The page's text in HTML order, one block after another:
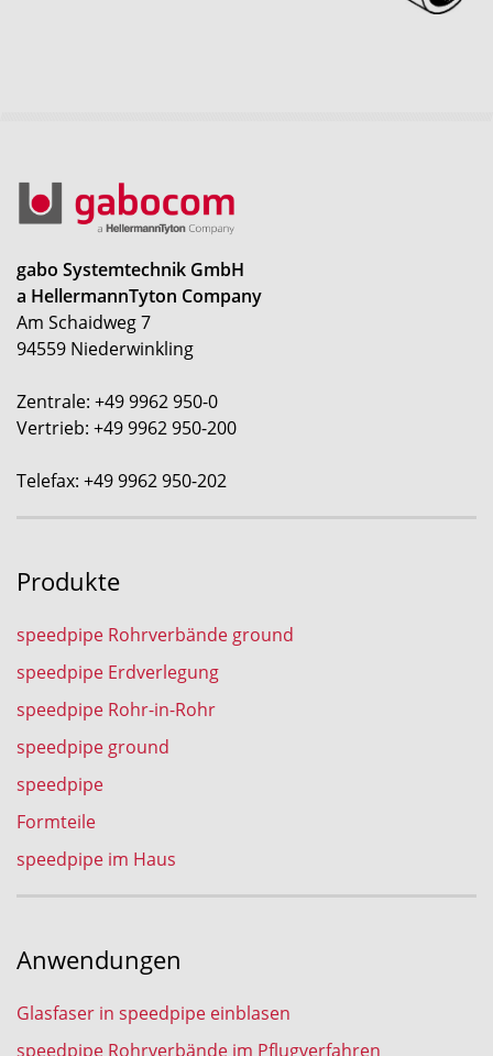
gabo Systemtechnik GmbH
a HellermannTyton Company
Am Schaidweg 7
94559 Niederwinkling
Zentrale: +49 9962 950-0
Vertrieb: +49 9962 950-200
Telefax: +49 9962 950-202
Produkte
speedpipe Rohrverbände ground
speedpipe Erdverlegung
speedpipe Rohr-in-Rohr
speedpipe ground
speedpipe
Formteile
speedpipe im Haus
Anwendungen
Glasfaser in speedpipe einblasen
speedpipe Rohrverbände im Pflugverfahren